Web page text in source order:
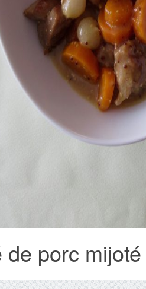
de porc